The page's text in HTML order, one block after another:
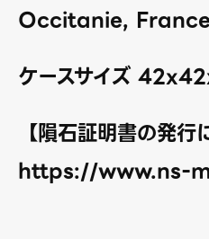
Occitanie,
ケースサイズ
【隕石証明書の発行
https://www.ns-